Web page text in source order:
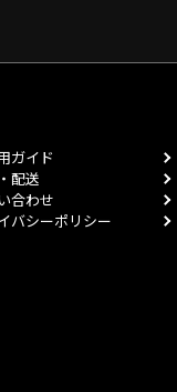
ガイド
配送
合わせ
バシーポリシー